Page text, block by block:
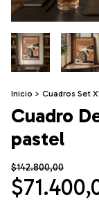
Inicio > Cuadros Set
Cuadro
pastel
$142.800,00